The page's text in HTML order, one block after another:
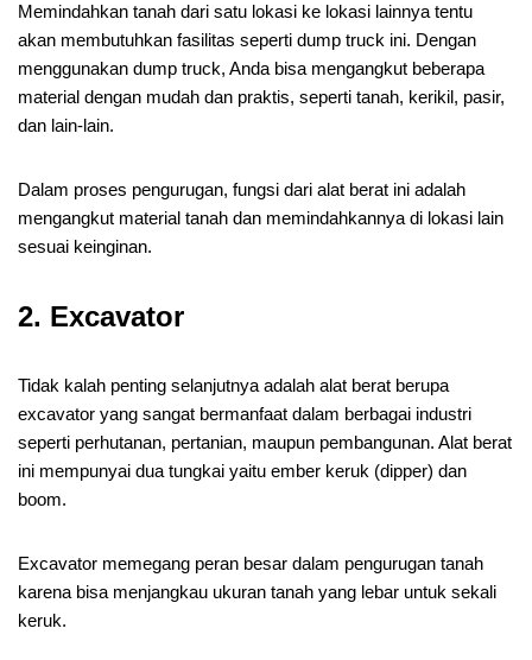
Memindahkan tanah dari satu lokasi ke lokasi lainnya tentu
akan membutuhkan fasilitas seperti dump truck ini. Dengan
menggunakan dump truck, Anda bisa mengangkut beberapa
material dengan mudah dan praktis, seperti tanah, kerikil, pasir,
dan lain-lain.
Dalam proses pengurugan, fungsi dari alat berat ini adalah
mengangkut material tanah dan memindahkannya di lokasi lain
sesuai keinginan.
2. Excavator
Tidak kalah penting selanjutnya adalah alat berat berupa
excavator yang sangat bermanfaat dalam berbagai industri
seperti perhutanan, pertanian, maupun pembangunan. Alat berat
ini mempunyai dua tungkai yaitu ember keruk (dipper) dan
boom.
Excavator memegang peran besar dalam pengurugan tanah
karena bisa menjangkau ukuran tanah yang lebar untuk sekali
keruk.